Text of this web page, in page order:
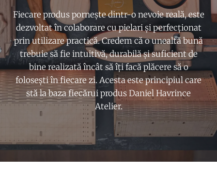
Fiecare produs pornește dintr-o nevoie reală, este
dezvoltat în colaborare cu pielari și perfecționat
prin utilizare practică. Credem că o unealtă bună
trebuie să fie intuitivă, durabilă și suficient de
bine realizată încât să îți facă plăcere să o
folosești în fiecare zi. Acesta este principiul care
stă la baza fiecărui produs Daniel Havrince
Atelier.